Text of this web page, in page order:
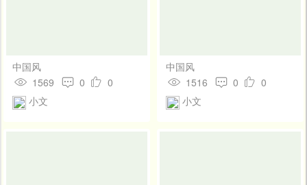
中国风
1569
0
0
小文
中国风
1516
0
0
小文